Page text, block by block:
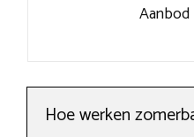
Aanbod
Hoe werken